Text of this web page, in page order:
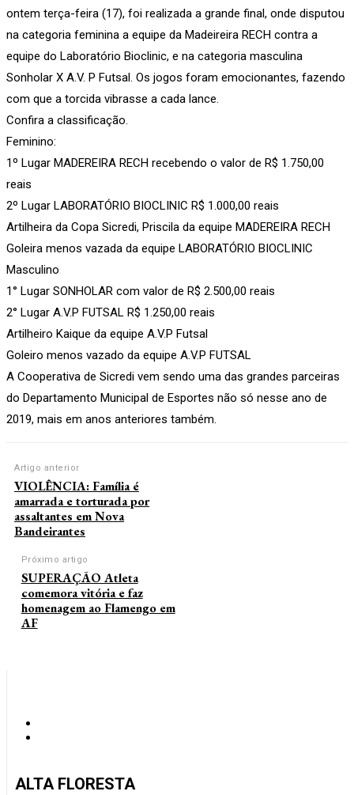
ontem terça-feira (17), foi realizada a grande final, onde disputou
na categoria feminina a equipe da Madeireira RECH contra a
equipe do Laboratório Bioclinic, e na categoria masculina
Sonholar X A.V. P Futsal. Os jogos foram emocionantes, fazendo
com que a torcida vibrasse a cada lance.
Confira a classificação.
Feminino:
1º Lugar MADEREIRA RECH recebendo o valor de R$ 1.750,00
reais
2º Lugar LABORATÓRIO BIOCLINIC R$ 1.000,00 reais
Artilheira da Copa Sicredi, Priscila da equipe MADEREIRA RECH
Goleira menos vazada da equipe LABORATÓRIO BIOCLINIC
Masculino
1° Lugar SONHOLAR com valor de R$ 2.500,00 reais
2° Lugar A.V.P FUTSAL R$ 1.250,00 reais
Artilheiro Kaique da equipe A.V.P Futsal
Goleiro menos vazado da equipe A.V.P FUTSAL
A Cooperativa de Sicredi vem sendo uma das grandes parceiras
do Departamento Municipal de Esportes não só nesse ano de
2019, mais em anos anteriores também.
Artigo anterior
VIOLÊNCIA: Família é
amarrada e torturada por
assaltantes em Nova
Bandeirantes
Próximo artigo
SUPERAÇÃO Atleta
comemora vitória e faz
homenagem ao Flamengo em
AF
ALTA FLORESTA